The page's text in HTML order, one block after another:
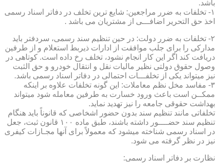
باشد.
۱- تخلفات به ضرر مراجعین: شایع ترین تخلف در دفاتر اسناد رسمی
اخذ حق التحریر اضافـــی از مشتریان می باشد .
۲- تخلفات به ضرر دولت: در حین تنظیم سند رسمی، سردفتر باید
مدارکی را برای جلب موافقت از ادارات ذیربط استعلام و از طرفین
دریافت کند اگر این کار انجام نشود، تخلف رخ داده است. کوتاهی در
وصول حقوق دولتی نظیر مالیات نقل و انتقال خودرو و حق الثبت
نیز میتواند یکی از تخلفـــات احتمالی در دفاتر اسناد رسمی باشد.
۳- مفاسد مخل نظم معاملات: این گونه تخلفات علاوه بر اینکه
ممکــن است باعث ورود خسارت به طرفین معامله شود میتواند
بهداشت حقوقی جامعه را نیز تهدید نماید.
تخلفاتی مانند تنظیم سند بدون حضور اشخاصی که قانوناً باید هنگام
تنظیم سند حضــــور داشته باشند، طبق ماده ۱۰۰ قانون ثبت، جعل
در اسناد رسمی شناخته میشود که معمولاً برای آنها مجـازات کیفری
نیز در نظر گرفته می شود.
نظارت بر دفاتر اسناد رسمی: